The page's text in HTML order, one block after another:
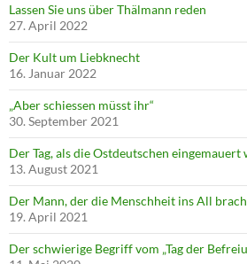
Lassen Sie uns über Thälmann reden
27. April 2022
Der Kult um Liebknecht
16. Januar 2022
„Aber schiessen müsst ihr“
30. September 2021
Der Tag, als die Ostdeutschen eingemauert
13. August 2021
Der Mann, der die Menschheit ins All
19. April 2021
Der schwierige Begriff vom „Tag der